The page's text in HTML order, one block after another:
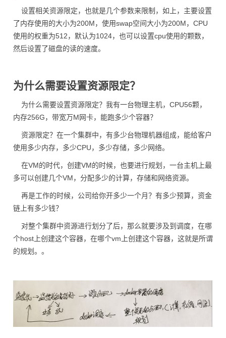
设置相关资源限定，也就是几个参数来限制，如上，主要设置
了内存使用的大小为200M，使用swap空间大小为200M，CPU
使用的权重为512，默认为1024，也可以设置cpu使用的颗数，
然后设置了磁盘的读的速度。
为什么需要设置资源限定？
为什么需要设置资源限定？我有一台物理主机，CPU56颗，
内存256G，带宽万M网卡，能跑多少个容器？
资源限定？在一个集群中，有多少台物理机器组成，能给客户
使用多少内存，多少CPU，多少存储，多少网络。
在VM的时代，创建VM的时候，也要进行规划，一台主机上最
多可以创建几个VM，分配多少的计算，存储和网络资源。
再是工作的时候，公司给你开多少一个月？有多少预算，资金
链上有多少钱？
对整个集群中资源进行划分了后，那么就要涉及到调度，在哪
个host上创建这个容器，在哪个vm上创建这个容器，这就是所谓
的规划。。